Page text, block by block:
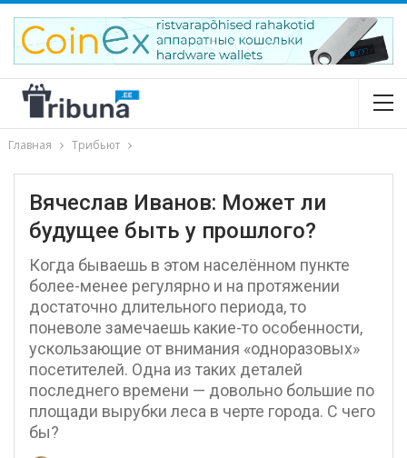
Главная Трибьют
Вячеслав Иванов: Может ли
будущее быть у прошлого?
Когда бываешь в этом населённом пункте
более-менее регулярно и на протяжении
достаточно длительного периода, то
поневоле замечаешь какие-то особенности,
ускользающие от внимания «одноразовых»
посетителей. Одна из таких деталей
последнего времени — довольно большие по
площади вырубки леса в черте города. С чего
бы?